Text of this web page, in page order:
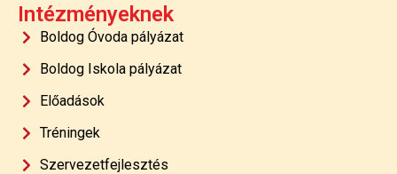
Intézményeknek
Boldog Óvoda pályázat
Boldog Iskola pályázat
Előadások
Tréningek
Szervezetfejlesztés